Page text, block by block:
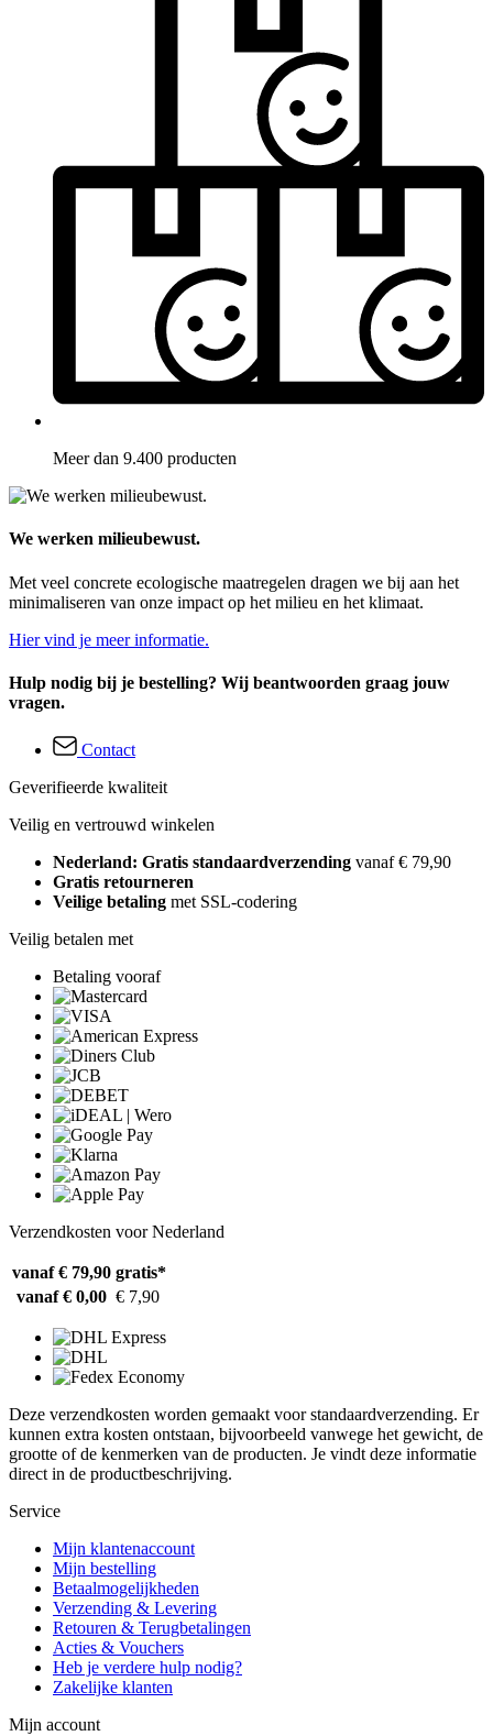
Meer dan 9.400 producten
We werken milieubewust.
Met veel concrete ecologische maatregelen dragen we bij aan het
minimaliseren van onze impact op het milieu en het klimaat.
Hier vind je meer informatie.
Hulp nodig bij je bestelling? Wij beantwoorden graag jouw
vragen.
Contact
Geverifieerde kwaliteit
Veilig en vertrouwd winkelen
Nederland: Gratis standaardverzending vanaf € 79,90
Gratis retourneren
Veilige betaling met SSL-codering
Veilig betalen met
Betaling vooraf
Verzendkosten voor Nederland
vanaf € 79,90 gratis*
vanaf € 0,00 € 7,90
Deze verzendkosten worden gemaakt voor standaardverzending. Er
kunnen extra kosten ontstaan, bijvoorbeeld vanwege het gewicht, de
grootte of de kenmerken van de producten. Je vindt deze informatie
direct in de productbeschrijving.
Service
Mijn klantenaccount
Mijn bestelling
Betaalmogelijkheden
Verzending & Levering
Retouren & Terugbetalingen
Acties & Vouchers
Heb je verdere hulp nodig?
Zakelijke klanten
Mijn account